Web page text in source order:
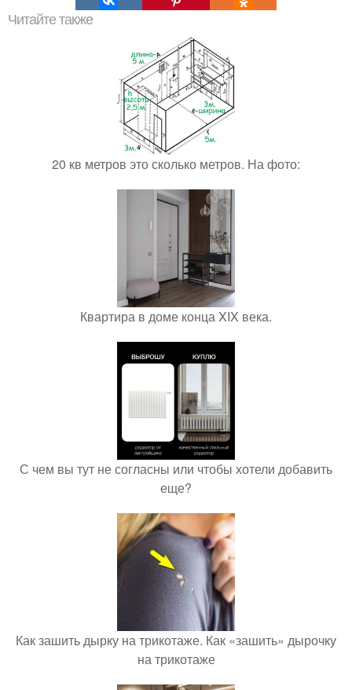
Читайте также
20 кв метров это сколько метров. На фото:
Квартира в доме конца XIX века.
С чем вы тут не согласны или чтобы хотели добавить
еще?
Как зашить дырку на трикотаже. Как «зашить» дырочку
на трикотаже